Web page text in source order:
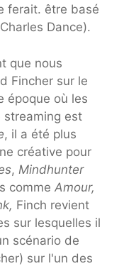
ferait. être basé
Dance).
que nous
Fincher sur le
époque où les
streaming est
, il a été plus
créative pour
, Mindhunter
comme Amour,
Finch revient
sur lesquelles il
scénario de
sur l'un des